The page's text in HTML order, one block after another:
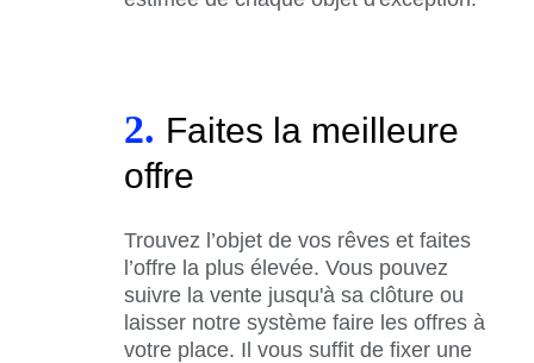
2. Faites la meilleure
offre
Trouvez l’objet de vos rêves et faites
l’offre la plus élevée. Vous pouvez
suivre la vente jusqu'à sa clôture ou
laisser notre système faire les offres à
votre place. Il vous suffit de fixer une